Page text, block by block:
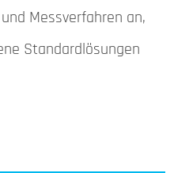
Messverfahren an,
Standardlösungen